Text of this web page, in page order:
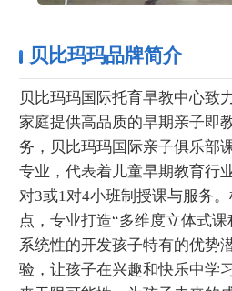
贝比玛玛品牌简介
贝比玛玛国际托育早教中心致
家庭提供高品质的早期亲子即
务，贝比玛玛国际亲子俱乐部
专业，代表着儿童早期教育行
对3或1对4小班制授课与服务
点，专业打造“多维度立体式课
系统性的开发孩子特有的优势
验，让孩子在兴趣和快乐中学